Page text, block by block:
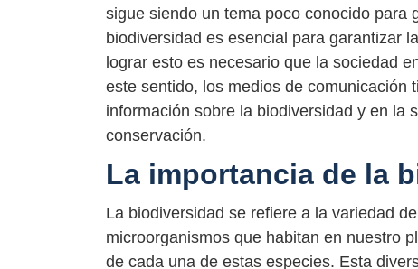
sigue siendo un tema poco conocido para
biodiversidad es esencial para garantizar
lograr esto es necesario que la sociedad
este sentido, los medios de comunicación
información sobre la biodiversidad y en la
conservación.
La importancia de la
La biodiversidad se refiere a la variedad
microorganismos que habitan en nuestro
de cada una de estas especies. Esta